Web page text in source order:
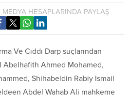
HESAPLARINDA PAYLAŞ
Ve Cıddı Darp suçlarından
Abelhafith Ahmed Mohamed,
Shihabeldin Rabiy Ismail
Abdel Wahab Ali mahkeme